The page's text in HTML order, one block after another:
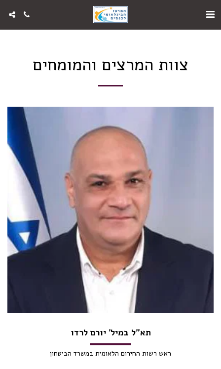
צוות המרצים והמומחים
תא״ל במיל׳ יורם לרדו
ראש רשות החירום הלאומית במשרד הביטחון